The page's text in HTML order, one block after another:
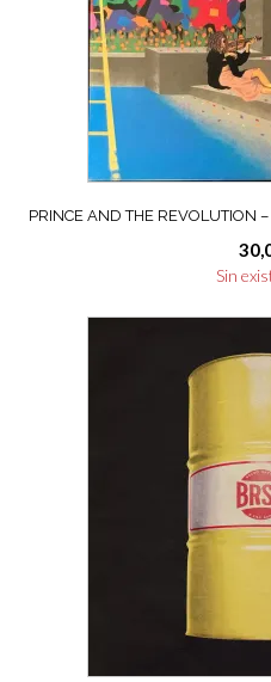
PRINCE AND THE REVOLUTION
Sin